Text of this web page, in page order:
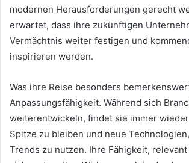
modernen Herausforderungen gerecht
erwartet, dass ihre zukünftigen
Vermächtnis weiter festigen und
inspirieren werden.
Was ihre Reise besonders
Anpassungsfähigkeit. Während sich
weiterentwickeln, findet sie immer
Spitze zu bleiben und neue
Trends zu nutzen. Ihre Fähigkeit,